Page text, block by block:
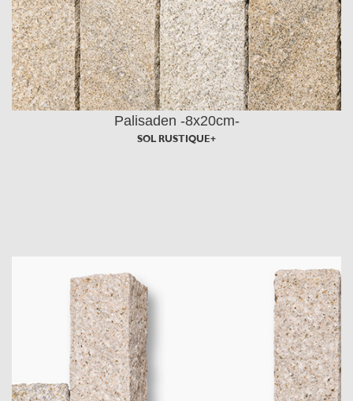
Palisaden -8x20cm-
SOL RUSTIQUE+